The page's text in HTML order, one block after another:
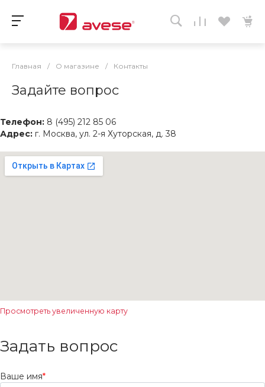
Главная / О магазине / Контакты
Задайте вопрос
Телефон: 8 (495) 212 85 06
Адрес: г. Москва, ул. 2-я Хуторская, д. 38
Просмотреть увеличенную карту
Задать вопрос
Ваше имя*